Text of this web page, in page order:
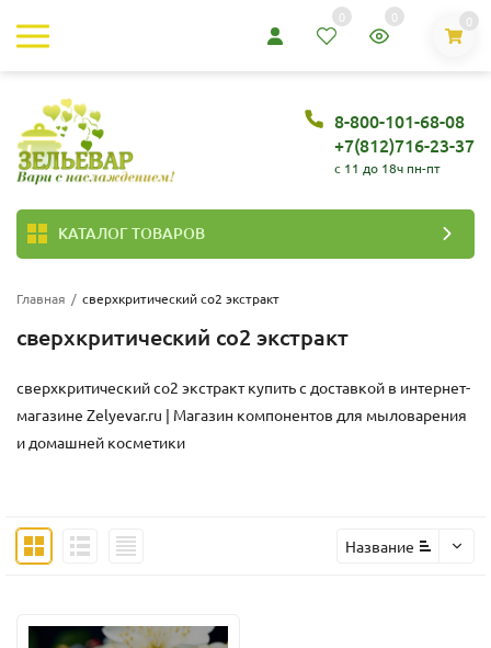
0 0 0
8-800-101-68-08
+7(812)716-23-37
c 11 до 18ч пн-пт
КАТАЛОГ ТОВАРОВ
Главная / сверхкритический со2 экстракт
сверхкритический со2 экстракт
сверхкритический со2 экстракт купить с доставкой в интернет-
магазине Zelyevar.ru | Магазин компонентов для мыловарения
и домашней косметики
Название